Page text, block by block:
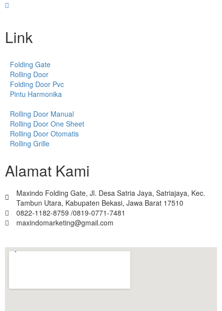
Link
Folding Gate
Rolling Door
Folding Door Pvc
Pintu Harmonika
Rolling Door Manual
Rolling Door One Sheet
Rolling Door Otomatis
Rolling Grille
Alamat Kami
Maxindo Folding Gate, Jl. Desa Satria Jaya, Satriajaya, Kec.
Tambun Utara, Kabupaten Bekasi, Jawa Barat 17510
0822-1182-8759 /0819-0771-7481
maxindomarketing@gmail.com